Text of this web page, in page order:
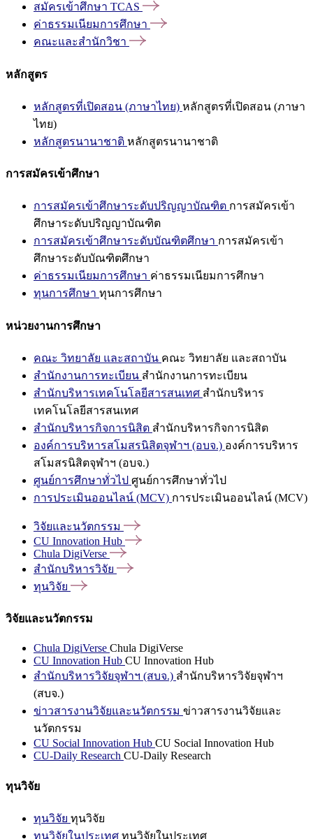
สมัครเข้าศึกษา TCAS
ค่าธรรมเนียมการศึกษา
คณะและสำนักวิชา
หลักสูตร
หลักสูตรที่เปิดสอน (ภาษาไทย) หลักสูตรที่เปิดสอน (ภาษา
ไทย)
หลักสูตรนานาชาติ หลักสูตรนานาชาติ
การสมัครเข้าศึกษา
การสมัครเข้าศึกษาระดับปริญญาบัณฑิต การสมัครเข้า
ศึกษาระดับปริญญาบัณฑิต
การสมัครเข้าศึกษาระดับบัณฑิตศึกษา การสมัครเข้า
ศึกษาระดับบัณฑิตศึกษา
ค่าธรรมเนียมการศึกษา ค่าธรรมเนียมการศึกษา
ทุนการศึกษา ทุนการศึกษา
หน่วยงานการศึกษา
คณะ วิทยาลัย และสถาบัน คณะ วิทยาลัย และสถาบัน
สำนักงานการทะเบียน สำนักงานการทะเบียน
สำนักบริหารเทคโนโลยีสารสนเทศ สำนักบริหาร
เทคโนโลยีสารสนเทศ
สำนักบริหารกิจการนิสิต สำนักบริหารกิจการนิสิต
องค์การบริหารสโมสรนิสิตจุฬาฯ (อบจ.) องค์การบริหาร
สโมสรนิสิตจุฬาฯ (อบจ.)
ศูนย์การศึกษาทั่วไป ศูนย์การศึกษาทั่วไป
การประเมินออนไลน์ (MCV) การประเมินออนไลน์ (MCV)
วิจัยและนวัตกรรม
CU Innovation Hub
Chula DigiVerse
สำนักบริหารวิจัย
ทุนวิจัย
วิจัยและนวัตกรรม
Chula DigiVerse Chula DigiVerse
CU Innovation Hub CU Innovation Hub
สำนักบริหารวิจัยจุฬาฯ (สบจ.) สำนักบริหารวิจัยจุฬาฯ
(สบจ.)
ข่าวสารงานวิจัยและนวัตกรรม ข่าวสารงานวิจัยและ
นวัตกรรม
CU Social Innovation Hub CU Social Innovation Hub
CU-Daily Research CU-Daily Research
ทุนวิจัย
ทุนวิจัย ทุนวิจัย
ทุนวิจัยในประเทศ ทุนวิจัยในประเทศ